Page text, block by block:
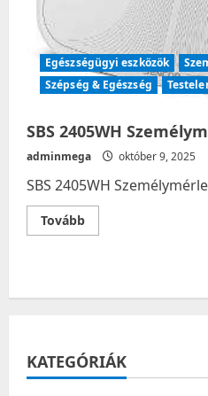
Egészségügyi eszközök
Szépség & Egészség
SBS 2405WH
adminmega október 9, 2025
SBS 2405WH
TovábbRead
more
KATEGÓRIÁK